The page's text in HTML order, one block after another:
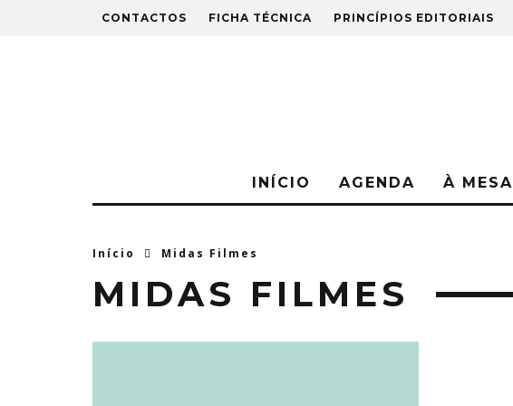
CONTACTOS FICHA TÉCNICA PRINCÍPIOS EDITORIAIS
INÍCIO AGENDA À MESA
Início Midas Filmes
MIDAS FILMES